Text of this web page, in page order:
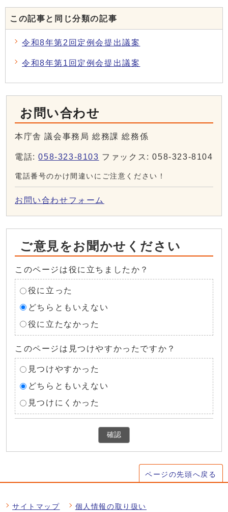
この記事と同じ分類の記事
令和8年第2回定例会提出議案
令和8年第1回定例会提出議案
お問い合わせ
本庁舎 議会事務局 総務課 総務係
電話:058-323-8103 ファックス: 058-323-8104
電話番号のかけ間違いにご注意ください！
お問い合わせフォーム
ご意見をお聞かせください
このページは役に立ちましたか？
役に立った
どちらともいえない
役に立たなかった
このページは見つけやすかったですか？
見つけやすかった
どちらともいえない
見つけにくかった
確認
ページの先頭へ戻る
サイトマップ 個人情報の取り扱い